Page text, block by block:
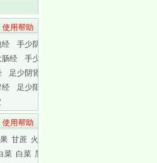
使用帮助
经
手少阴心经
肠经
手少阳三焦经
足少阴肾经
经
足少阳胆经
使用帮助
甘蔗 火龙果
菜 白菜 黑木耳